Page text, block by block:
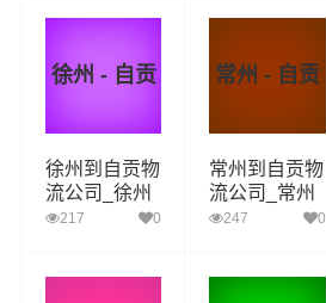
徐州 - 自贡
徐州到自贡物
流公司_徐州
到自贡货运_
217 0
常州 - 自贡
常州到自贡物
流公司_常州
到自贡货运_
247 0